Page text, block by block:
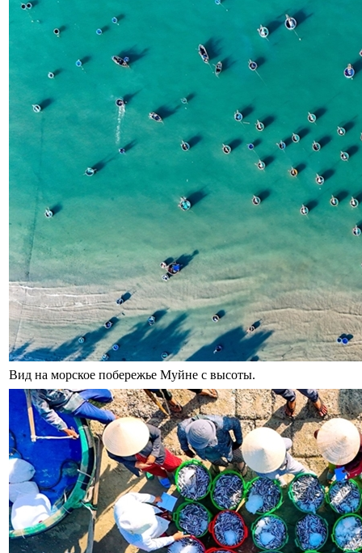
Вид на морское побережье Муйне с высоты.